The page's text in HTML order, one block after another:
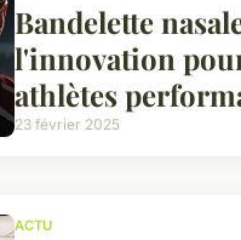
Bandelette
l'innovation
athlètes
23 février 2025
ACTU